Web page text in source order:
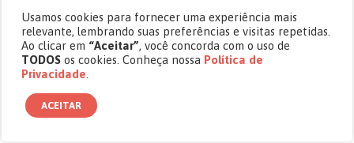
Usamos cookies para fornecer uma experiência mais
relevante, lembrando suas preferências e visitas repetidas.
Ao clicar em “Aceitar”, você concorda com o uso de
TODOS os cookies. Conheça nossa Política de
Privacidade
ACEITAR